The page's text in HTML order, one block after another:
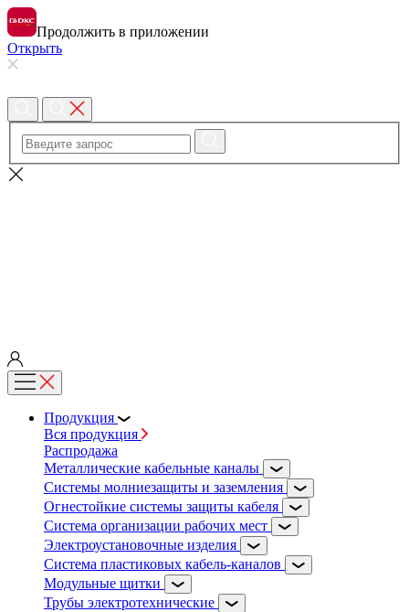
Продолжить в приложении
Открыть
Продукция
Вся продукция
Распродажа
Металлические кабельные каналы
Системы молниезащиты и заземления
Огнестойкие системы защиты кабеля
Система организации рабочих мест
Электроустановочные изделия
Система пластиковых кабель-каналов
Модульные щитки
Трубы электротехнические